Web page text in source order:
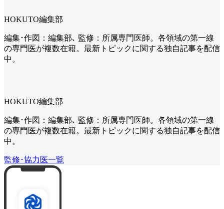
HOKUTO編集部
編集･作図：編集部､ 監修：所属専門医師。各領域の第一線
の専門医が複数在籍。最新トピックに関する独自記事を配信
中。
HOKUTO編集部
編集･作図：編集部､ 監修：所属専門医師。各領域の第一線
の専門医が複数在籍。最新トピックに関する独自記事を配信
中。
監修･協力医一覧